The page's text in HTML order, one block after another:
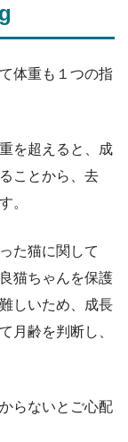
体重も１つの指
を超えると、成
ことから、去
。
た猫に関して
猫ちゃんを保護
しいため、成長
月齢を判断し、
らないとご心配